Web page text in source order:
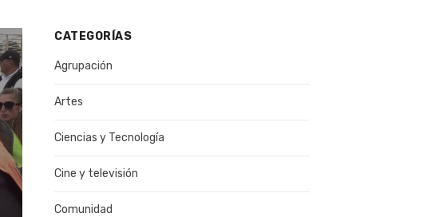
CATEGORÍAS
Agrupación
Artes
Ciencias y Tecnología
Cine y televisión
Comunidad